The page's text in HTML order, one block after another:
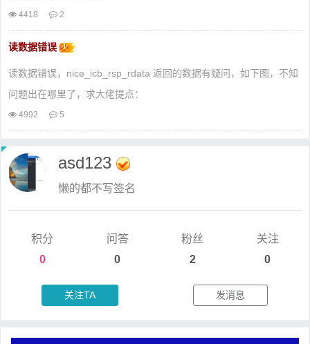
4418 2
读数据错误
读数据错误，nice_icb_rsp_rdata 返回的数据有疑问，如下图，不知
问题出在哪里了，求大佬提点：
4992 5
asd123
懒的都不写签名
积分
0
问答
0
粉丝
2
关注
0
关注TA 发消息